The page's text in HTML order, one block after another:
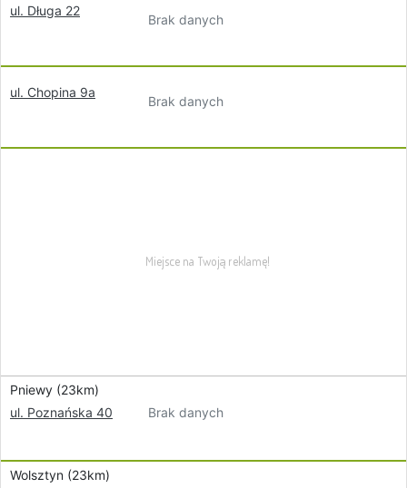
ul. Długa 22
Brak danych
ul. Chopina 9a
Brak danych
Pniewy (23km)
ul. Poznańska 40
Brak danych
Wolsztyn (23km)